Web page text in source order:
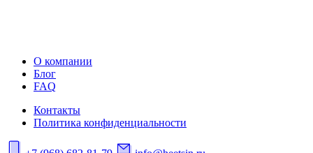
О компании
Блог
FAQ
Контакты
Политика конфиденциальности